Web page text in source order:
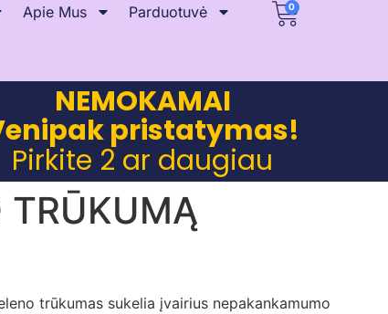
Apie Mus
Parduotuvė
0
NEMOKAMAI
pristatymas!
Pirkite 2 ar daugiau
TRŪKUMĄ
trūkumas sukelia įvairius nepakankamumo